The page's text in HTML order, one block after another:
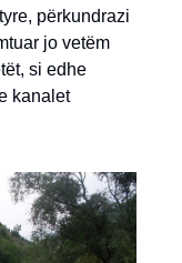
përkundrazi
jo vetëm
si edhe
kanalet